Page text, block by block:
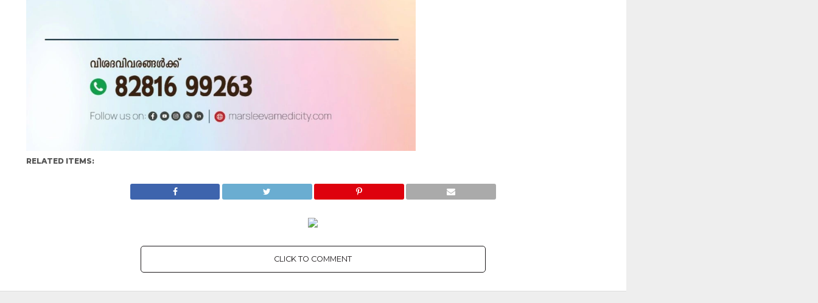
RELATED ITEMS:
CLICK TO COMMENT